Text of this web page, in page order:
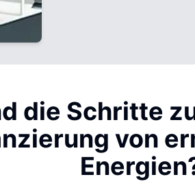
die Schritte
von